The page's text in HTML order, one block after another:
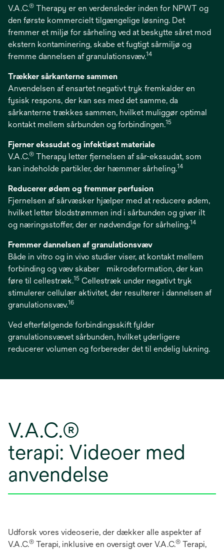
V.A.C.® Therapy er en verdensleder inden for NPWT og
den første kommercielt tilgængelige løsning. Det
fremmer et miljø for sårheling ved at beskytte såret mod
ekstern kontaminering, skabe et fugtigt sårmiljø og
fremme dannelsen af granulationsvæv.14
Trækker sårkanterne sammen
Anvendelsen af ensartet negativt tryk fremkalder en
fysisk respons, der kan ses med det samme, da
sårkanterne trækkes sammen, hvilket muliggør optimal
kontakt mellem sårbunden og forbindingen.15
Fjerner ekssudat og infektiøst materiale
V.A.C.® Therapy letter fjernelsen af sår-ekssudat, som
kan indeholde partikler, der hæmmer sårheling.14
Reducerer ødem og fremmer perfusion
Fjernelsen af sårvæsker hjælper med at reducere ødem,
hvilket letter blodstrømmen ind i sårbunden og giver ilt
og næringsstoffer, der er nødvendige for sårheling.14
Fremmer dannelsen af granulationsvæv
Både in vitro og in vivo studier viser, at kontakt mellem
forbinding og væv skaber mikrodeformation, der kan
føre til cellestræk.15 Cellestræk under negativt tryk
stimulerer cellulær aktivitet, der resulterer i dannelsen af
granulationsvæv.16
Ved efterfølgende forbindingsskift fylder
granulationsvævet sårbunden, hvilket yderligere
reducerer volumen og forbereder det til endelig lukning.
V.A.C.®
terapi: Videoer med
anvendelse
Udforsk vores videoserie, der dækker alle aspekter af
V.A.C.® Terapi, inklusive en oversigt over V.A.C.® Terapi,